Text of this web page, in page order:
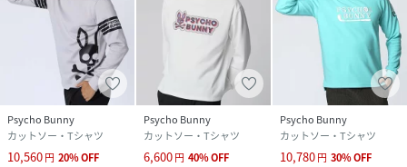
Psycho Bunny
カットソー・Tシャツ
10,560円 20%OFF
Psycho Bunny
カットソー・Tシャツ
6,600円 40%OFF
Psycho Bunny
カットソー・Tシャツ
10,780円 30%OFF